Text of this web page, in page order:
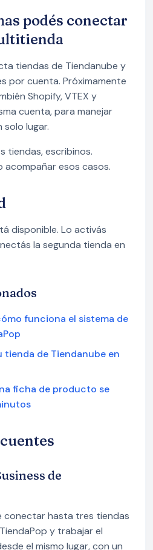
podés conectar
tiendas de Tiendanube y
por cuenta. Próximamente
Shopify, VTEX y
cuenta, para manejar
solo lugar.
tiendas, escribinos.
acompañar esos casos.
disponible. Lo activás
la segunda tienda en
funciona el sistema de
de Tiendanube en
ficha de producto se
de
conectar hasta tres tiendas
y trabajar el
el mismo lugar, con un